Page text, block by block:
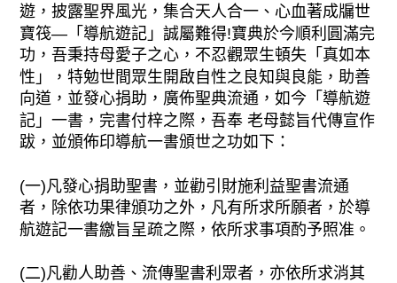
遊，披露聖界風光，集合天人合一、心血著成牖世
寶筏—「導航遊記」誠屬難得!寶典於今順利圓滿完
功，吾秉持母愛子之心，不忍觀眾生頓失「真如本
性」，特勉世間眾生開啟自性之良知與良能，助善
向道，並發心捐助，廣佈聖典流通，如今「導航遊
記」一書，完書付梓之際，吾奉 老母懿旨代傳宣作
跋，並頒佈印導航一書頒世之功如下：
(一)凡發心捐助聖書，並勸引財施利益聖書流通
者，除依功果律頒功之外，凡有所求所願者，於導
航遊記一書繳旨呈疏之際，依所求事項酌予照准。
(二)凡勸人助善、流傳聖書利眾者，亦依所求消其